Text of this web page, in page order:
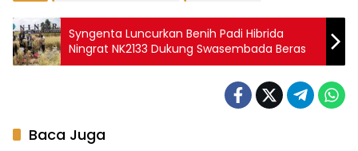
Syngenta Luncurkan Benih Padi Hibrida
Ningrat NK2133 Dukung Swasembada Beras
Baca Juga